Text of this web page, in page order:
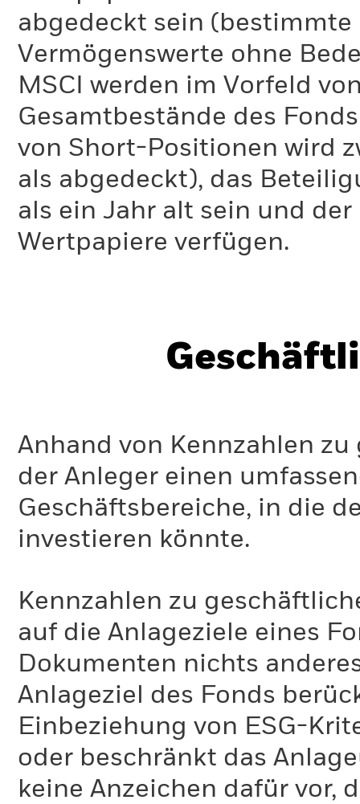
abgedeckt sein
Vermögenswerte ohne
MSCI werden im Vorfeld
Gesamtbestände des
von Short-Positionen wird
als abgedeckt), das
als ein Jahr alt sein und
Wertpapiere verfügen.
Anhand von Kennzahlen
der Anleger einen
Geschäftsbereiche, in die
investieren könnte.
Kennzahlen zu
auf die Anlageziele eines
Dokumenten nichts
Anlageziel des Fonds
Einbeziehung von ESG-
oder beschränkt das
keine Anzeichen dafür vor,